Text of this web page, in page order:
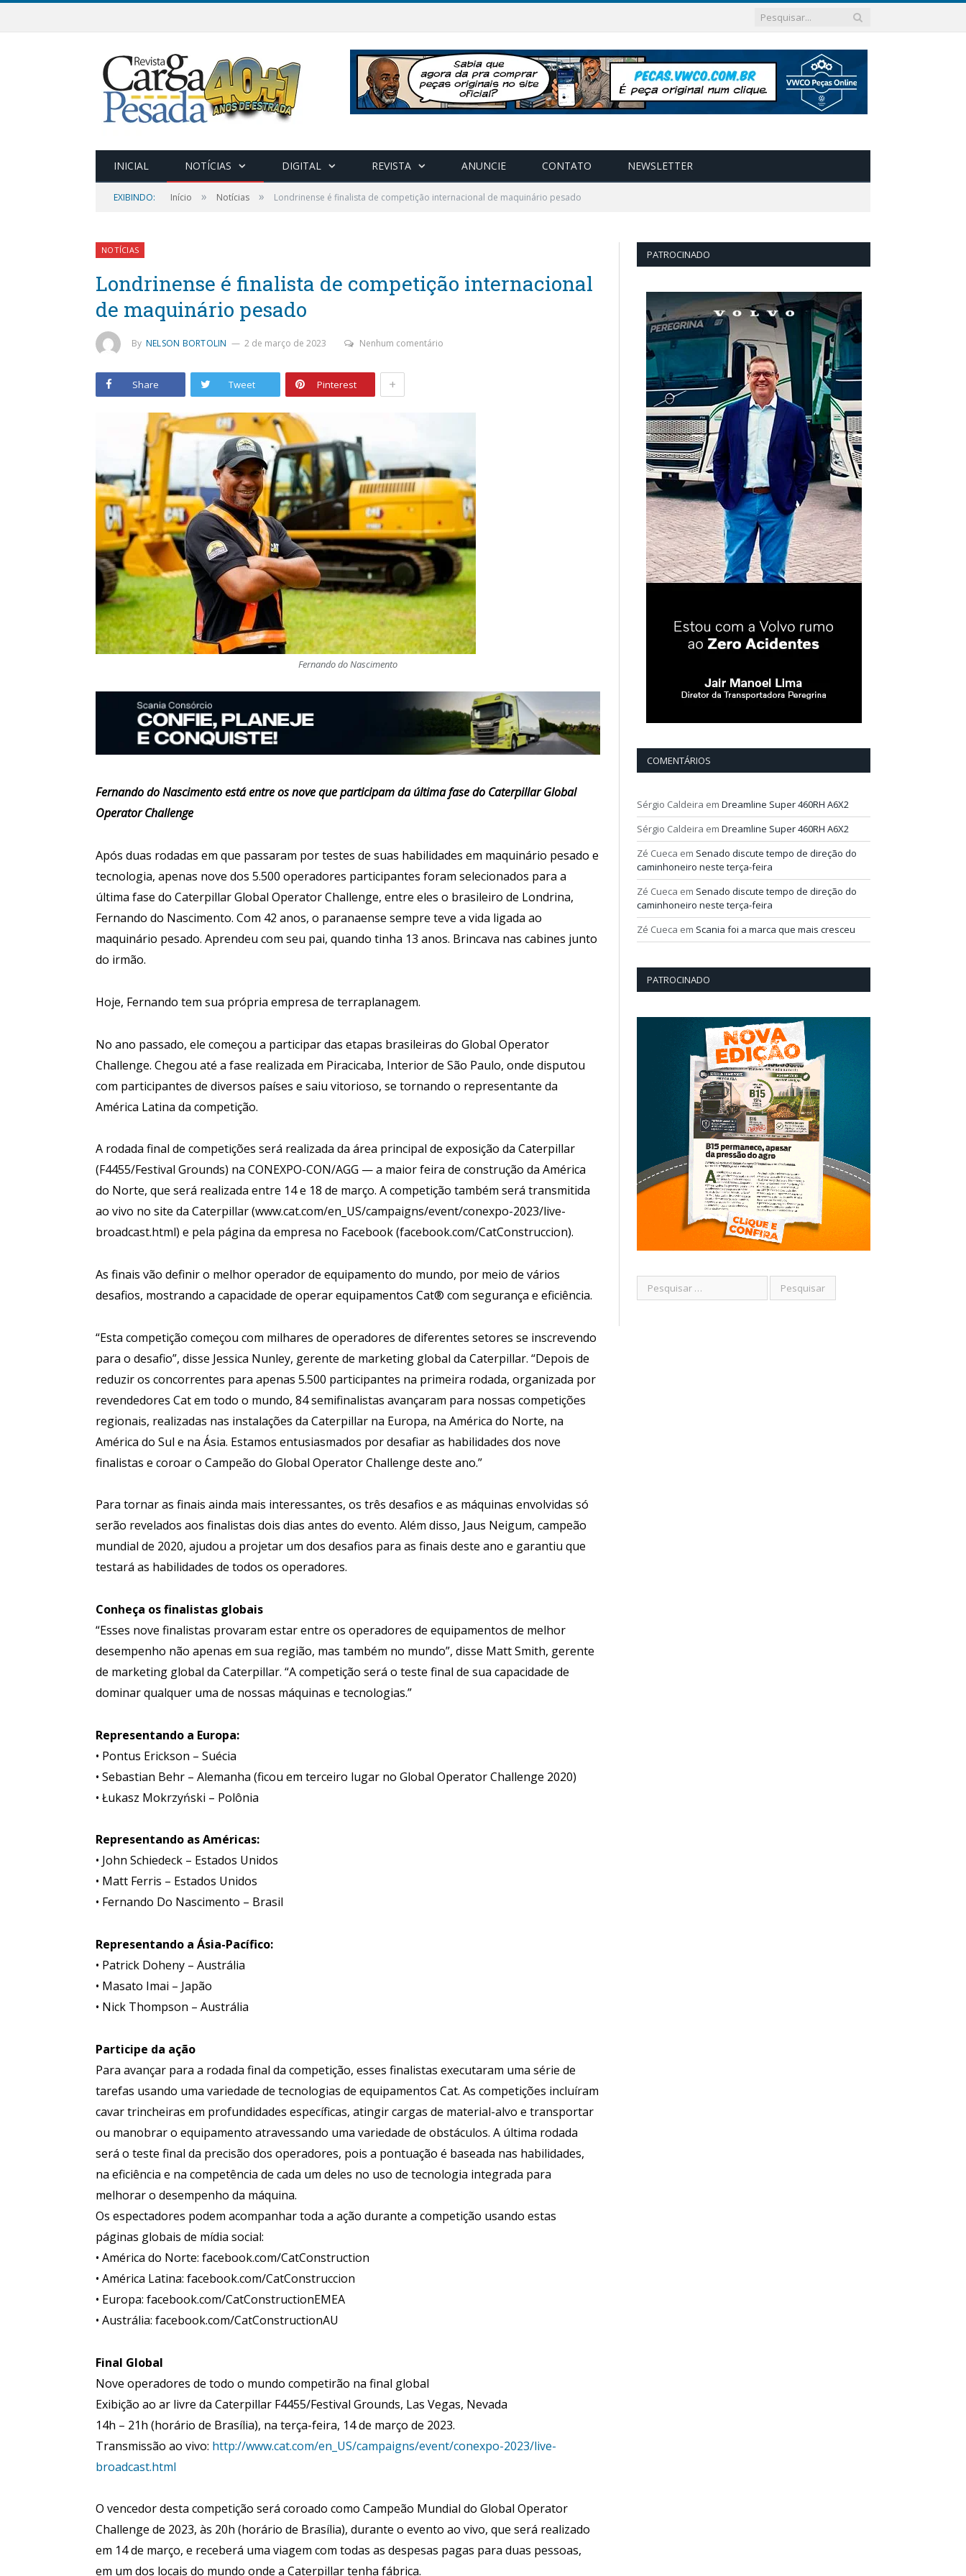
INICIAL NOTÍCIAS DIGITAL REVISTA ANUNCIE CONTATO NEWSLETTER
EXIBINDO: Início » Notícias » Londrinense é finalista de competição internacional de maquinário pesado
NOTÍCIAS
Londrinense é finalista de competição internacional
de maquinário pesado
By NELSON BORTOLIN 2 de março de 2023 Nenhum comentário
Share Tweet Pinterest +
Fernando do Nascimento
Fernando do Nascimento está entre os nove que participam da última fase do Caterpillar Global
Operator Challenge
Após duas rodadas em que passaram por testes de suas habilidades em maquinário pesado e
tecnologia, apenas nove dos 5.500 operadores participantes foram selecionados para a
última fase do Caterpillar Global Operator Challenge, entre eles o brasileiro de Londrina,
Fernando do Nascimento. Com 42 anos, o paranaense sempre teve a vida ligada ao
maquinário pesado. Aprendeu com seu pai, quando tinha 13 anos. Brincava nas cabines junto
do irmão.
Hoje, Fernando tem sua própria empresa de terraplanagem.
No ano passado, ele começou a participar das etapas brasileiras do Global Operator
Challenge. Chegou até a fase realizada em Piracicaba, Interior de São Paulo, onde disputou
com participantes de diversos países e saiu vitorioso, se tornando o representante da
América Latina da competição.
A rodada final de competições será realizada da área principal de exposição da Caterpillar
(F4455/Festival Grounds) na CONEXPO-CON/AGG — a maior feira de construção da América
do Norte, que será realizada entre 14 e 18 de março. A competição também será transmitida
ao vivo no site da Caterpillar (www.cat.com/en_US/campaigns/event/conexpo-2023/live-
broadcast.html) e pela página da empresa no Facebook (facebook.com/CatConstruccion).
As finais vão definir o melhor operador de equipamento do mundo, por meio de vários
desafios, mostrando a capacidade de operar equipamentos Cat® com segurança e eficiência.
“Esta competição começou com milhares de operadores de diferentes setores se inscrevendo
para o desafio”, disse Jessica Nunley, gerente de marketing global da Caterpillar. “Depois de
reduzir os concorrentes para apenas 5.500 participantes na primeira rodada, organizada por
revendedores Cat em todo o mundo, 84 semifinalistas avançaram para nossas competições
regionais, realizadas nas instalações da Caterpillar na Europa, na América do Norte, na
América do Sul e na Ásia. Estamos entusiasmados por desafiar as habilidades dos nove
finalistas e coroar o Campeão do Global Operator Challenge deste ano.”
Para tornar as finais ainda mais interessantes, os três desafios e as máquinas envolvidas só
serão revelados aos finalistas dois dias antes do evento. Além disso, Jaus Neigum, campeão
mundial de 2020, ajudou a projetar um dos desafios para as finais deste ano e garantiu que
testará as habilidades de todos os operadores.
Conheça os finalistas globais
“Esses nove finalistas provaram estar entre os operadores de equipamentos de melhor
desempenho não apenas em sua região, mas também no mundo”, disse Matt Smith, gerente
de marketing global da Caterpillar. “A competição será o teste final de sua capacidade de
dominar qualquer uma de nossas máquinas e tecnologias.”
Representando a Europa:
• Pontus Erickson – Suécia
• Sebastian Behr – Alemanha (ficou em terceiro lugar no Global Operator Challenge 2020)
• Łukasz Mokrzyński – Polônia
Representando as Américas:
• John Schiedeck – Estados Unidos
• Matt Ferris – Estados Unidos
• Fernando Do Nascimento – Brasil
Representando a Ásia-Pacífico:
• Patrick Doheny – Austrália
• Masato Imai – Japão
• Nick Thompson – Austrália
Participe da ação
Para avançar para a rodada final da competição, esses finalistas executaram uma série de
tarefas usando uma variedade de tecnologias de equipamentos Cat. As competições incluíram
cavar trincheiras em profundidades específicas, atingir cargas de material-alvo e transportar
ou manobrar o equipamento atravessando uma variedade de obstáculos. A última rodada
será o teste final da precisão dos operadores, pois a pontuação é baseada nas habilidades,
na eficiência e na competência de cada um deles no uso de tecnologia integrada para
melhorar o desempenho da máquina.
Os espectadores podem acompanhar toda a ação durante a competição usando estas
páginas globais de mídia social:
• América do Norte: facebook.com/CatConstruction
• América Latina: facebook.com/CatConstruccion
• Europa: facebook.com/CatConstructionEMEA
• Austrália: facebook.com/CatConstructionAU
Final Global
Nove operadores de todo o mundo competirão na final global
Exibição ao ar livre da Caterpillar F4455/Festival Grounds, Las Vegas, Nevada
14h – 21h (horário de Brasília), na terça-feira, 14 de março de 2023.
Transmissão ao vivo: http://www.cat.com/en_US/campaigns/event/conexpo-2023/live-
broadcast.html
O vencedor desta competição será coroado como Campeão Mundial do Global Operator
Challenge de 2023, às 20h (horário de Brasília), durante o evento ao vivo, que será realizado
em 14 de março, e receberá uma viagem com todas as despesas pagas para duas pessoas,
em um dos locais do mundo onde a Caterpillar tenha fábrica.
PATROCINADO
COMENTÁRIOS
Sérgio Caldeira em Dreamline Super 460RH A6X2
Sérgio Caldeira em Dreamline Super 460RH A6X2
Zé Cueca em Senado discute tempo de direção do
caminhoneiro neste terça-feira
Zé Cueca em Senado discute tempo de direção do
caminhoneiro neste terça-feira
Zé Cueca em Scania foi a marca que mais cresceu
PATROCINADO